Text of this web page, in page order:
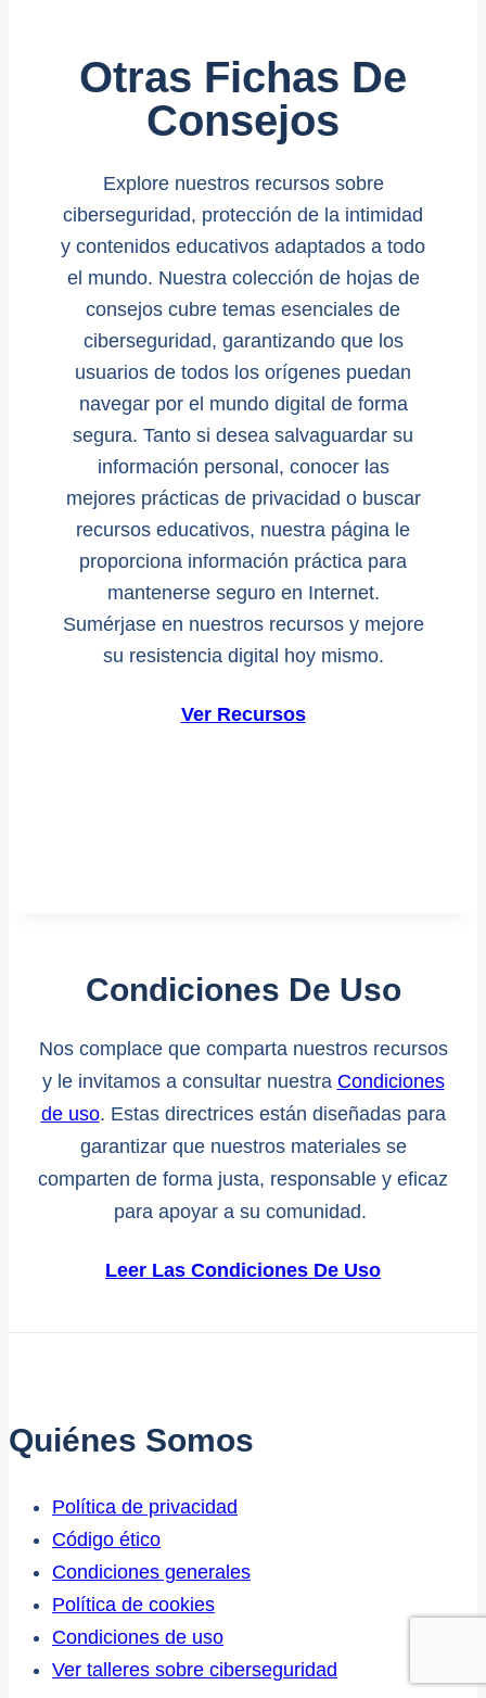
Otras Fichas De
Consejos
Explore nuestros recursos sobre
ciberseguridad, protección de la intimidad
y contenidos educativos adaptados a todo
el mundo. Nuestra colección de hojas de
consejos cubre temas esenciales de
ciberseguridad, garantizando que los
usuarios de todos los orígenes puedan
navegar por el mundo digital de forma
segura. Tanto si desea salvaguardar su
información personal, conocer las
mejores prácticas de privacidad o buscar
recursos educativos, nuestra página le
proporciona información práctica para
mantenerse seguro en Internet.
Sumérjase en nuestros recursos y mejore
su resistencia digital hoy mismo.
Ver Recursos
Condiciones De Uso
Nos complace que comparta nuestros recursos
y le invitamos a consultar nuestra Condiciones
de uso. Estas directrices están diseñadas para
garantizar que nuestros materiales se
comparten de forma justa, responsable y eficaz
para apoyar a su comunidad.
Leer Las Condiciones De Uso
Quiénes Somos
Política de privacidad
Código ético
Condiciones generales
Política de cookies
Condiciones de uso
Ver talleres sobre ciberseguridad